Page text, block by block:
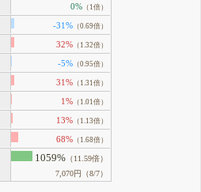
0% （1倍）
-31% （0.69倍）
32% （1.32倍）
-5% （0.95倍）
31% （1.31倍）
1% （1.01倍）
13% （1.13倍）
68% （1.68倍）
1059% （11.59倍）
7,070円（8/7）